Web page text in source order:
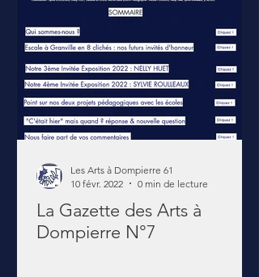
La Gazette des Arts à
Dompierre N°7
Les Arts à Dompierre 61
10 févr. 2022
0 min de lecture